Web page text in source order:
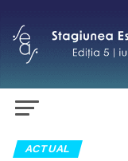
ACTUAL